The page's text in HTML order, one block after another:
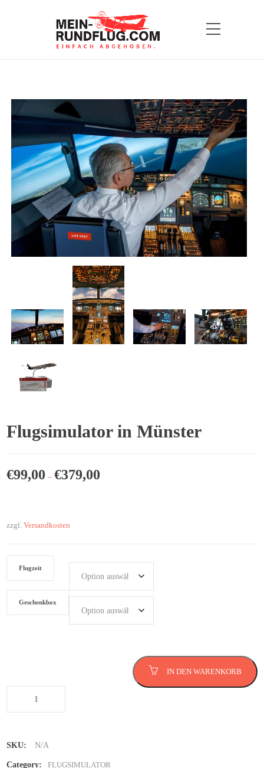
Flugsimulator in Münster
€99,00 –€379,00
zzgl.Versandkosten
Flugzeit
Geschenkbox
IN DEN WARENKORB
SKU: N/A
Category: FLUGSIMULATOR